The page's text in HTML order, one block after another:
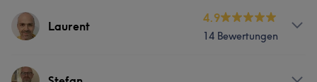
Laurent
4.9
14 Bewertungen
Services